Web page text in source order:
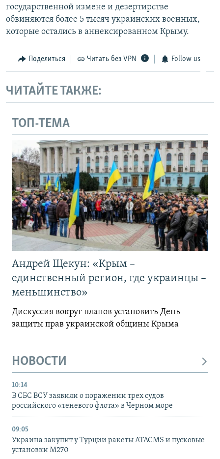
государственной измене и дезертирстве
обвиняются более 5 тысяч украинских военных,
которые остались в аннексированном Крыму.
Поделиться Читать без VPN Follow us
ЧИТАЙТЕ ТАКЖЕ:
ТОП-ТЕМА
Андрей Щекун: «Крым –
единственный регион, где украинцы –
меньшинство»
Дискуссия вокруг планов установить День
защиты прав украинской общины Крыма
НОВОСТИ
10:14
В СБС ВСУ заявили о поражении трех судов
российского «теневого флота» в Черном море
09:05
Украина закупит у Турции ракеты ATACMS и пусковые
установки M270